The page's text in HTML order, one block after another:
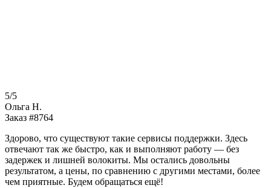
5/5
Ольга Н.
Заказ #8764
Здорово, что существуют такие сервисы поддержки. Здесь
отвечают так же быстро, как и выполняют работу — без
задержек и лишней волокиты. Мы остались довольны
результатом, а цены, по сравнению с другими местами, более
чем приятные. Будем обращаться ещё!